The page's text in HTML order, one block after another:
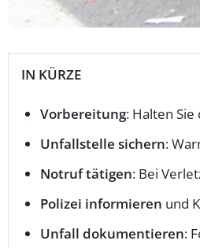
IN KÜRZE
Vorbereitung: Halten Sie
Unfallstelle sichern:
Notruf tätigen: Bei
Polizei informieren und
Unfall dokumentieren: